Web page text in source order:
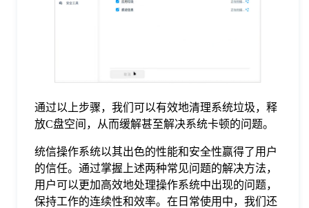
通过以上步骤，我们可以有效地清理系统垃圾，释
放C盘空间，从而缓解甚至解决系统卡顿的问题。
统信操作系统以其出色的性能和安全性赢得了用户
的信任。通过掌握上述两种常见问题的解决方法，
用户可以更加高效地处理操作系统中出现的问题，
保持工作的连续性和效率。在日常使用中，我们还